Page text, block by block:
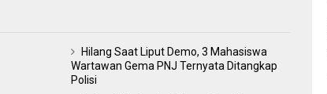
Hilang Saat Liput Demo, 3 Mahasiswa
Wartawan Gema PNJ Ternyata Ditangkap
Polisi